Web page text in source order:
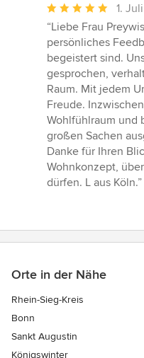
Durchschnittliche
Bewertung:
5
von
5
Sternen
1.
“Liebe Frau
persönliches
begeistert sind.
gesprochen,
Raum. Mit jedem
Freude.
Wohlfühlraum und
großen Sachen
Danke für Ihren
Wohnkonzept,
dürfen. L aus Köln.”
Orte in der Nähe
Rhein-Sieg-Kreis
Bonn
Sankt Augustin
Königswinter